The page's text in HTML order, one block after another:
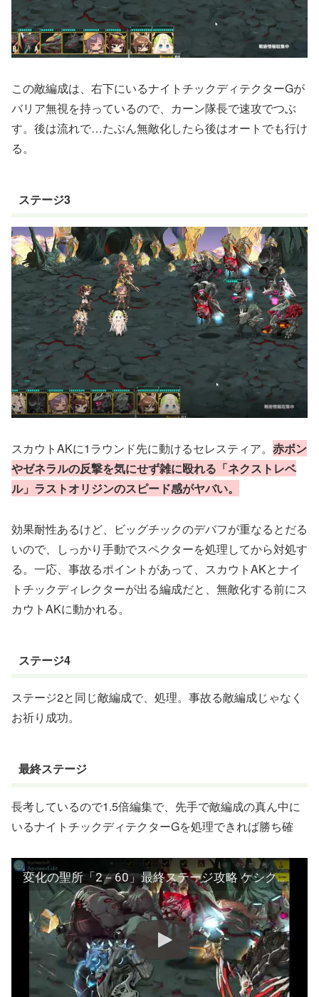
この敵編成は、右下にいるナイトチックディテクターGが
バリア無視を持っているので、カーン隊長で速攻でつぶ
す。後は流れで…たぶん無敵化したら後はオートでも行け
る。
ステージ3
スカウトAKに1ラウンド先に動けるセレスティア。 赤ボン
やゼネラルの反撃を気にせず雑に殴れる「ネクストレベ
ル」ラストオリジンのスピード感がヤバい。
効果耐性あるけど、ビッグチックのデバフが重なるとだる
いので、しっかり手動でスペクターを処理してから対処す
る。一応、事故るポイントがあって、スカウトAKとナイ
トチックディレクターが出る編成だと、無敵化する前にス
カウトAKに動かれる。
ステージ4
ステージ2と同じ敵編成で、処理。事故る敵編成じゃなく
お祈り成功。
最終ステージ
長考しているので1.5倍編集で、先手で敵編成の真ん中に
いるナイトチックディテクターGを処理できれば勝ち確
変化の聖所「2－60」最終ステージ攻略 ケシク入りホード編成